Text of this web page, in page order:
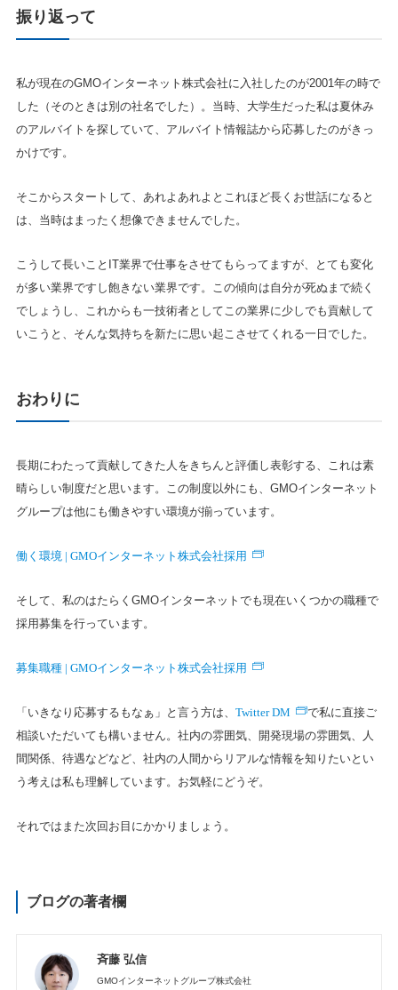
振り返って
私が現在のGMOインターネット株式会社に入社したのが2001年の時で
した（そのときは別の社名でした）。当時、大学生だった私は夏休み
のアルバイトを探していて、アルバイト情報誌から応募したのがきっ
かけです。
そこからスタートして、あれよあれよとこれほど長くお世話になると
は、当時はまったく想像できませんでした。
こうして長いことIT業界で仕事をさせてもらってますが、とても変化
が多い業界ですし飽きない業界です。この傾向は自分が死ぬまで続く
でしょうし、これからも一技術者としてこの業界に少しでも貢献して
いこうと、そんな気持ちを新たに思い起こさせてくれる一日でした。
おわりに
長期にわたって貢献してきた人をきちんと評価し表彰する、これは素
晴らしい制度だと思います。この制度以外にも、GMOインターネット
グループは他にも働きやすい環境が揃っています。
働く環境 | GMOインターネット株式会社採用
そして、私のはたらくGMOインターネットでも現在いくつかの職種で
採用募集を行っています。
募集職種 | GMOインターネット株式会社採用
「いきなり応募するもなぁ」と言う方は、 Twitter DM
で私に直接ご
相談いただいても構いません。社内の雰囲気、開発現場の雰囲気、人
間関係、待遇などなど、社内の人間からリアルな情報を知りたいとい
う考えは私も理解しています。お気軽にどうぞ。
それではまた次回お目にかかりましょう。
ブログの著者欄
斉藤 弘信
GMOインターネットグループ株式会社